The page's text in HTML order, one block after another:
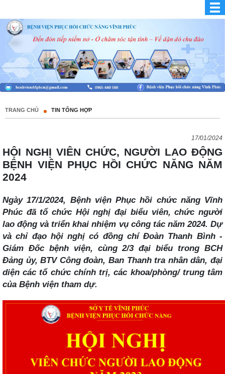
TRANG CHỦ TIN TỔNG HỢP
17/01/2024
HỘI NGHỊ VIÊN CHỨC, NGƯỜI LAO ĐỘNG
BỆNH VIỆN PHỤC HỒI CHỨC NĂNG NĂM
2024
Ngày 17/1/2024, Bệnh viện Phục hồi chức năng Vĩnh
Phúc đã tổ chức Hội nghị đại biểu viên, chức người
lao động và triển khai nhiệm vụ công tác năm 2024. Dự
và chỉ đạo hội nghị có đồng chí Đoàn Thanh Bình -
Giám Đốc bệnh viện, cùng 2/3 đại biểu trong BCH
Đảng ủy, BTV Công đoàn, Ban Thanh tra nhân dân, đại
diện các tổ chức chính trị, các khoa/phòng/ trung tâm
của Bệnh viện tham dự.